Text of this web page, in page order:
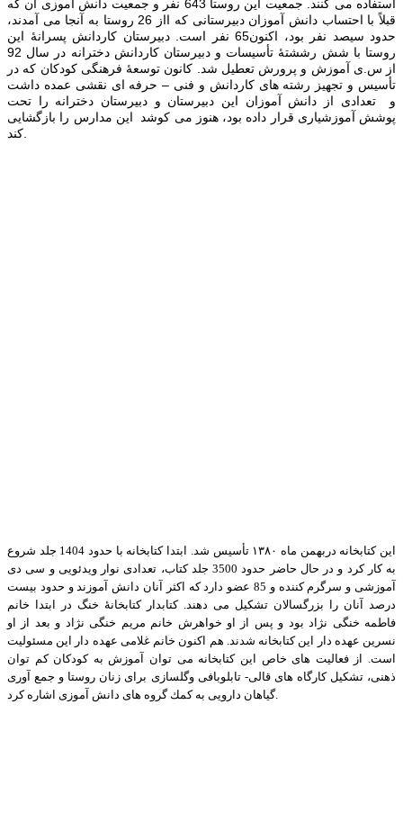
استفاده می كنند. جمعیت این روستا 643 نفر و جمعیت دانش آموزی آن که
قبلاً با احتساب دانش آموزان دبیرستانی که ااز 26 روستا به آنجا می آمدند،
حدود سیصد نفر بود، اکنون65 نفر است.
دبیرستان کاردانش پسرانۀ این
روستا با شش رششتۀ تأسیسات و دبیرستان کاردانش دخترانه در سال 92
از س.ی آموزش و پرورش تعطیل شد. کانون توسعۀ فرهنگی کودکان که در
تأسیس و تجهیز رشته های کاردانش و فنی – حرفه ای نقشی عمده داشت
و تعدادی از دانش آموزان این دبیرستان و دبیرستان دخترانه را تحت
پوشش آموزشیاری قرار داده بود، هنوز می کوشد این مدارس را بازگشایی
این كتابخانه دربهمن ماه ١٣٨٠ تأسیس شد. ابتدا کتابخانه با حدود 1404 جلد شروع
به کار کرد و در حال حاضر حدود 3500 جلد کتاب، تعدادی نوار ویدئویی و سی دی
آموزشی و سرگرم کننده و 85 عضو دارد که اکثر آنان دانش آموزند و حدود بیست
درصد آنان را بزرگسالان تشکیل می دهند. كتابدار كتابخانۀ خنگ در ابتدا خانم
فاطمه خنگی نژاد بود و پس از او خواهرش خانم مریم خنگی نژاد و بعد از او
نسرین عهده دار این کتابخانه شدند. هم اکنون خانم غلامی عهده دار این مسئولیت
است. از فعالیت های خاص این کتابخانه می توان آموزش به كودكان كم توان
ذهنی،‌ تشكیل كارگاه های قالی- تابلوبافی وگلسازی برای زنان روستا و جمع آوری
گياهان دارویی به كمك گروه های دانش آموزی اشاره کرد.